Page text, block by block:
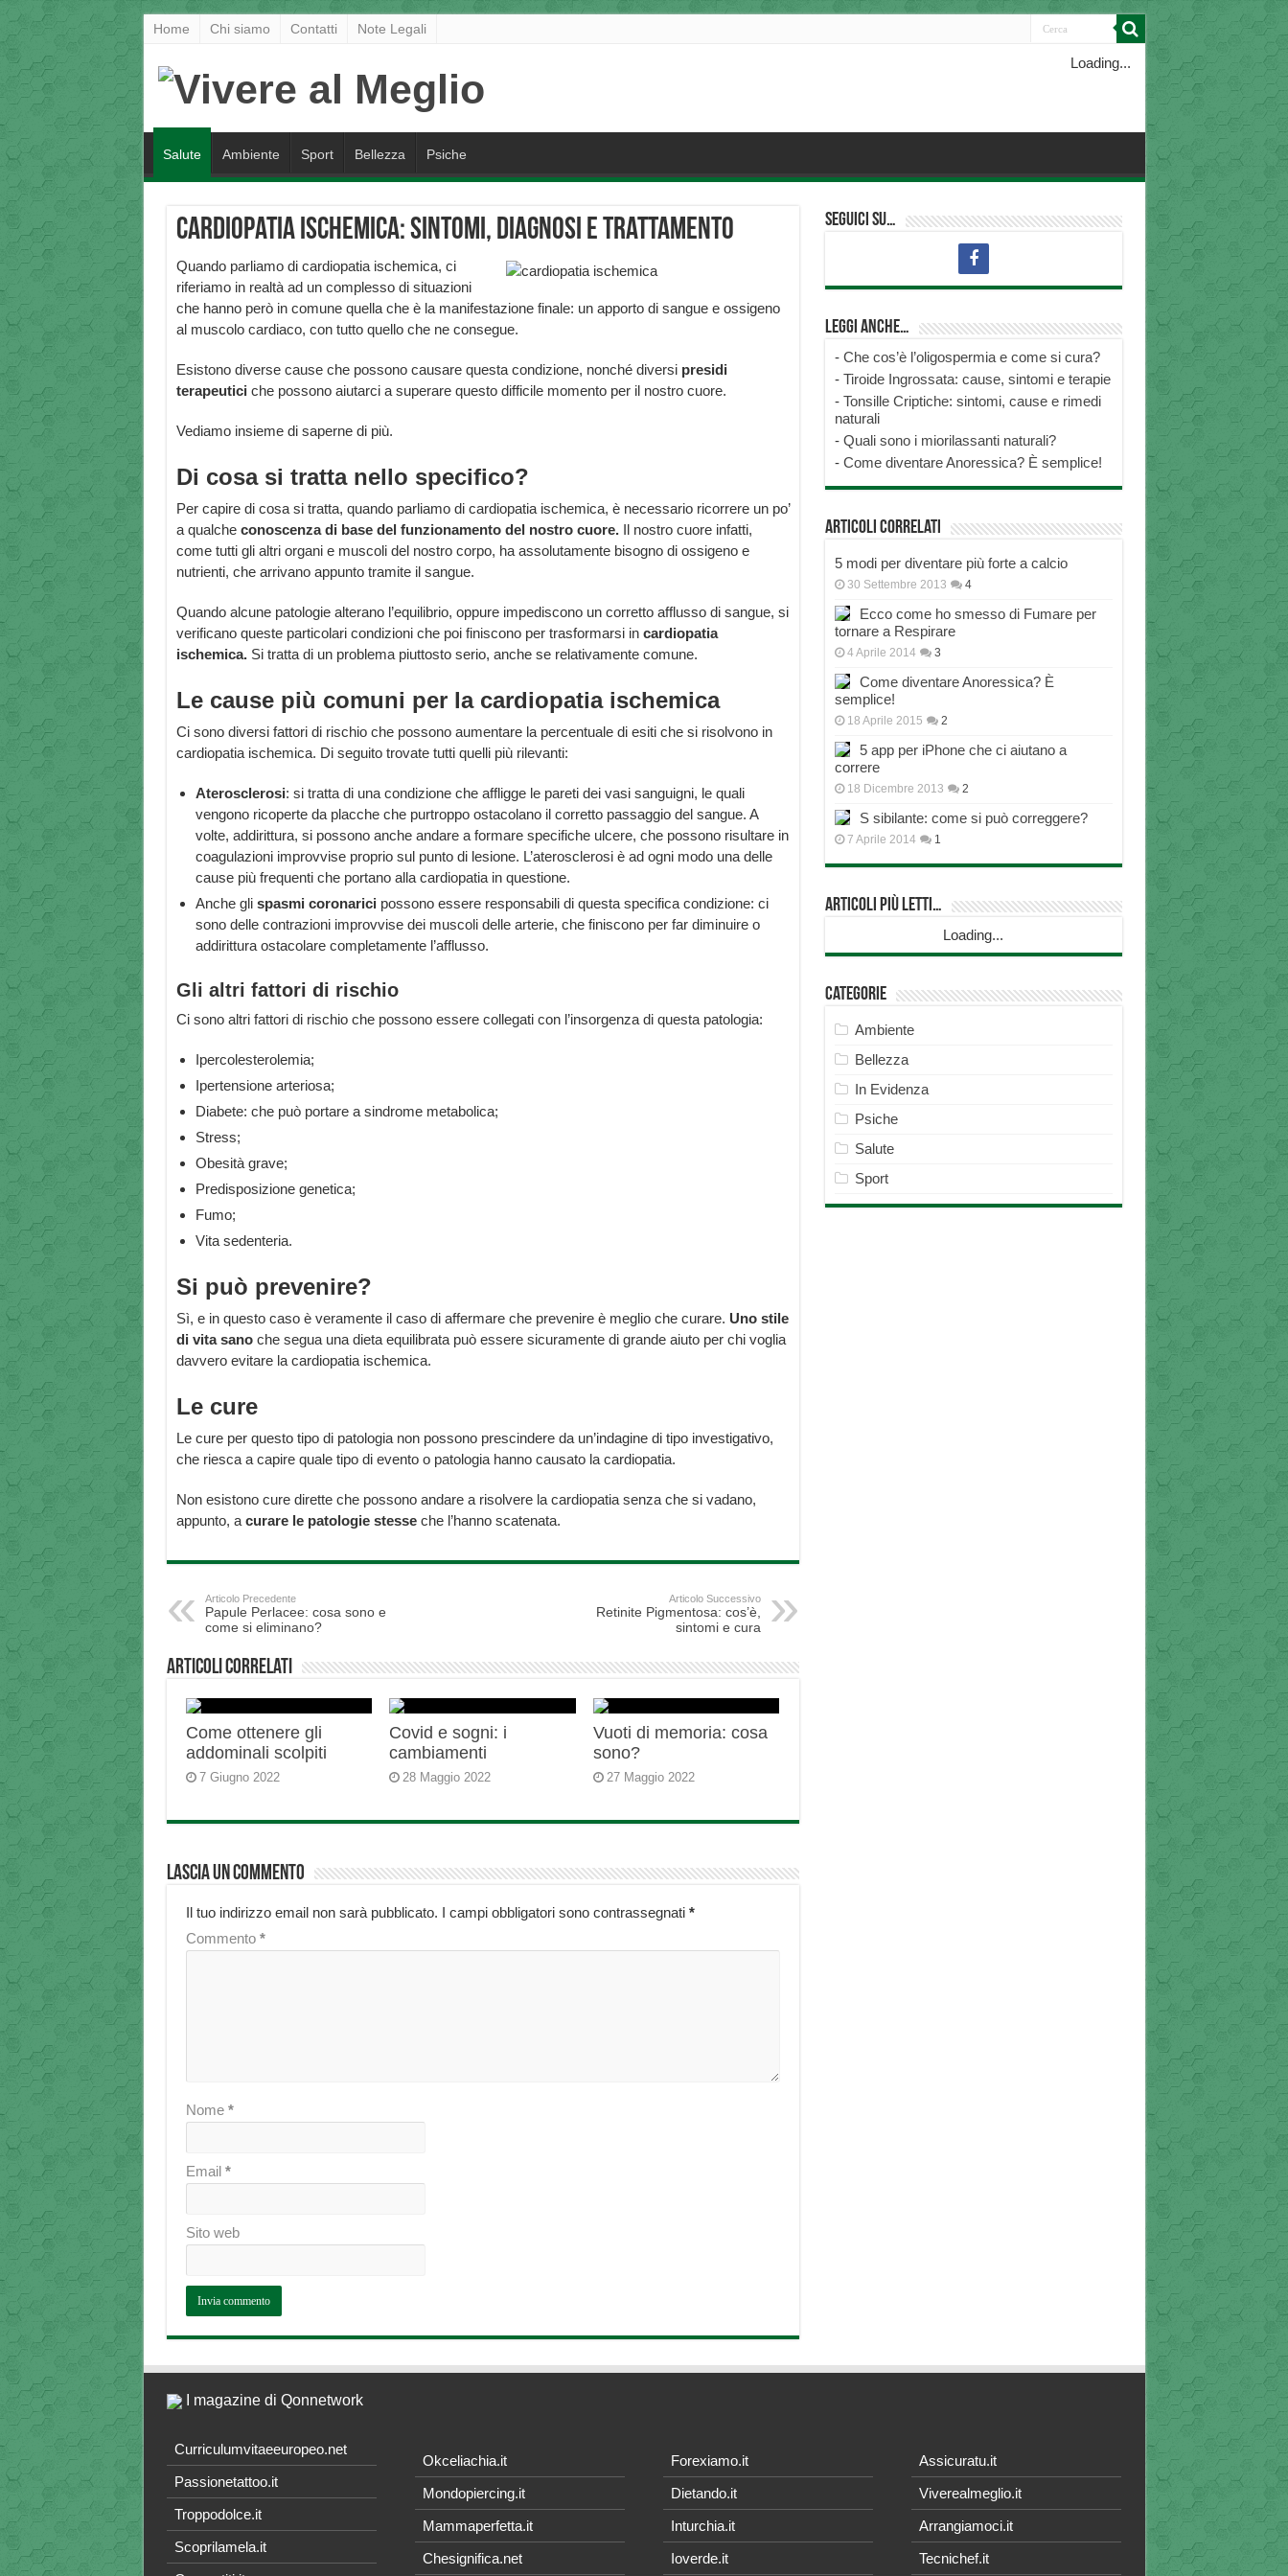
Home Chi siamo Contatti Note Legali
Loading...
Salute Ambiente Sport Bellezza Psiche
Cardiopatia Ischemica: sintomi, diagnosi e trattamento
Quando parliamo di cardiopatia ischemica, ci
riferiamo in realtà ad un complesso di situazioni
che hanno però in comune quella che è la manifestazione finale: un apporto di sangue e ossigeno
al muscolo cardiaco, con tutto quello che ne consegue.
Esistono diverse cause che possono causare questa condizione, nonché diversi presidi
terapeutici che possono aiutarci a superare questo difficile momento per il nostro cuore.
Vediamo insieme di saperne di più.
Di cosa si tratta nello specifico?
Per capire di cosa si tratta, quando parliamo di cardiopatia ischemica, è necessario ricorrere un po’
a qualcheconoscenza di base del funzionamento del nostro cuore.Il nostro cuore infatti,
come tutti gli altri organi e muscoli del nostro corpo, ha assolutamente bisogno di ossigeno e
nutrienti, che arrivano appunto tramite il sangue.
Quando alcune patologie alterano l’equilibrio, oppure impediscono un corretto afflusso di sangue, si
verificano queste particolari condizioni che poi finiscono per trasformarsi in cardiopatia
ischemica.Si tratta di un problema piuttosto serio, anche se relativamente comune.
Le cause più comuni per la cardiopatia ischemica
Ci sono diversi fattori di rischio che possono aumentare la percentuale di esiti che si risolvono in
cardiopatia ischemica. Di seguito trovate tutti quelli più rilevanti:
Aterosclerosi: si tratta di una condizione che affligge le pareti dei vasi sanguigni, le quali
vengono ricoperte da placche che purtroppo ostacolano il corretto passaggio del sangue. A
volte, addirittura, si possono anche andare a formare specifiche ulcere, che possono risultare in
coagulazioni improvvise proprio sul punto di lesione. L’aterosclerosi è ad ogni modo una delle
cause più frequenti che portano alla cardiopatia in questione.
Anche gli spasmi coronarici possono essere responsabili di questa specifica condizione: ci
sono delle contrazioni improvvise dei muscoli delle arterie, che finiscono per far diminuire o
addirittura ostacolare completamente l’afflusso.
Gli altri fattori di rischio
Ci sono altri fattori di rischio che possono essere collegati con l’insorgenza di questa patologia:
Ipercolesterolemia;
Ipertensione arteriosa;
Diabete: che può portare a sindrome metabolica;
Stress;
Obesità grave;
Predisposizione genetica;
Fumo;
Vita sedenteria.
Si può prevenire?
Sì, e in questo caso è veramente il caso di affermare che prevenire è meglio che curare. Uno stile
di vita sanoche segua una dieta equilibrata può essere sicuramente di grande aiuto per chi voglia
davvero evitare la cardiopatia ischemica.
Le cure
Le cure per questo tipo di patologia non possono prescindere da un’indagine di tipo investigativo,
che riesca a capire quale tipo di evento o patologia hanno causato la cardiopatia.
Non esistono cure dirette che possono andare a risolvere la cardiopatia senza che si vadano,
appunto, acurare le patologie stesseche l’hanno scatenata.
Articolo Precedente
Papule Perlacee: cosa sono e
come si eliminano?
Articolo Successivo
Retinite Pigmentosa: cos’è,
sintomi e cura
Articoli correlati
Come ottenere gli
addominali scolpiti
7 Giugno 2022
Covid e sogni: i
cambiamenti
28 Maggio 2022
Vuoti di memoria: cosa
sono?
27 Maggio 2022
Lascia un commento
Il tuo indirizzo email non sarà pubblicato. I campi obbligatori sono contrassegnati *
Commento *
Nome *
Email *
Sito web
Seguici su…
Leggi anche…
- Che cos’è l’oligospermia e come si cura?
- Tiroide Ingrossata: cause, sintomi e terapie
- Tonsille Criptiche: sintomi, cause e rimedi
naturali
- Quali sono i miorilassanti naturali?
- Come diventare Anoressica? È semplice!
Articoli correlati
5 modi per diventare più forte a calcio
30 Settembre 2013 4
Ecco come ho smesso di Fumare per
tornare a Respirare
4 Aprile 2014 3
Come diventare Anoressica? È
semplice!
18 Aprile 2015 2
5 app per iPhone che ci aiutano a
correre
18 Dicembre 2013 2
S sibilante: come si può correggere?
7 Aprile 2014 1
Articoli più Letti…
Loading...
Categorie
Ambiente
Bellezza
In Evidenza
Psiche
Salute
Sport
I magazine di Qonnetwork
Curriculumvitaeeuropeo.net
Passionetattoo.it
Troppodolce.it
Scoprilamela.it
Okceliachia.it
Mondopiercing.it
Mammaperfetta.it
Chesignifica.net
Forexiamo.it
Dietando.it
Inturchia.it
Ioverde.it
Assicuratu.it
Viverealmeglio.it
Arrangiamoci.it
Tecnichef.it